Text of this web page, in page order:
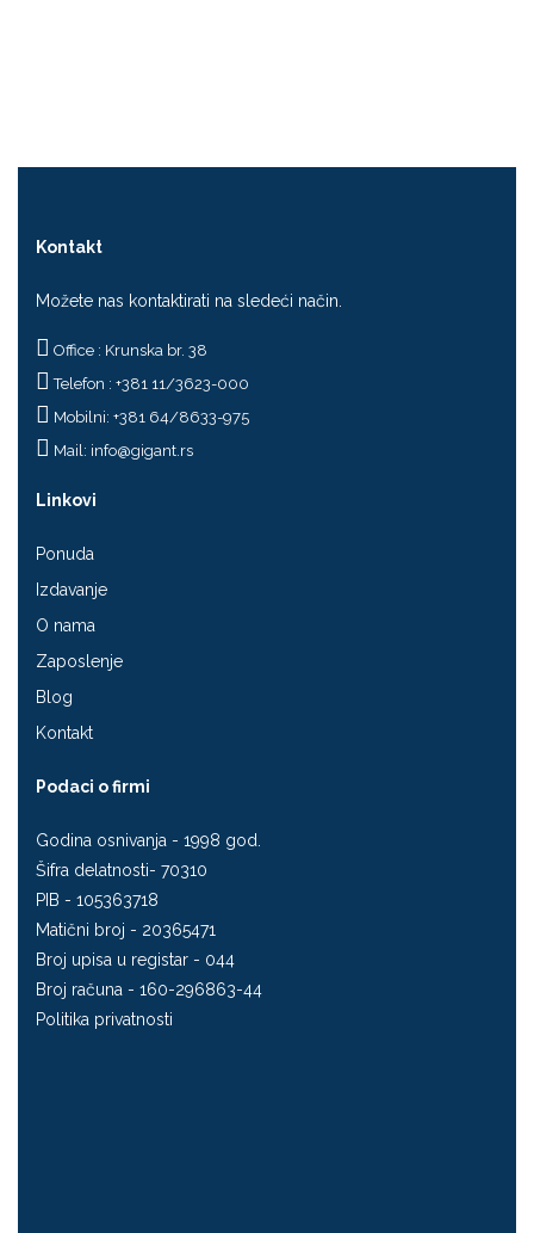
Kontakt
Možete nas kontaktirati na sledeći način.
Office : Krunska br. 38
Telefon : +381 11/3623-000
Mobilni: +381 64/8633-975
Mail: info@gigant.rs
Linkovi
Ponuda
Izdavanje
O nama
Zaposlenje
Blog
Kontakt
Podaci o firmi
Godina osnivanja - 1998 god.
Šifra delatnosti- 70310
PIB - 105363718
Matični broj - 20365471
Broj upisa u registar - 044
Broj računa - 160-296863-44
Politika privatnosti